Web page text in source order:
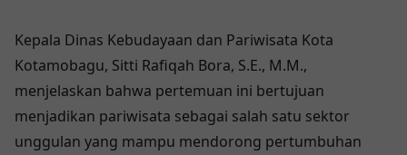
Kepala Dinas Kebudayaan dan Pariwisata Kota
Kotamobagu, Sitti Rafiqah Bora, S.E., M.M.,
menjelaskan bahwa pertemuan ini bertujuan
menjadikan pariwisata sebagai salah satu sektor
unggulan yang mampu mendorong pertumbuhan